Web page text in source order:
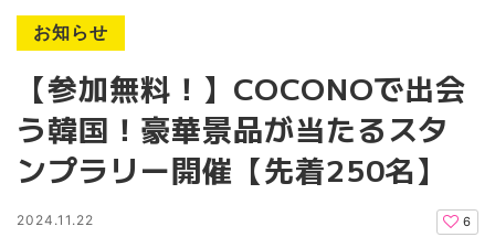
お知らせ
【参加無料！】COCONOで出会
う韓国！豪華景品が当たるスタ
ンプラリー開催【先着250名】
2024.11.22 6